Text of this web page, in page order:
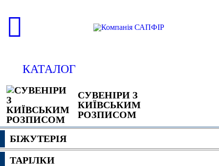
КАТАЛОГ
СУВЕНІРИ З
КИЇВСЬКИМ
РОЗПИСОМ
БІЖУТЕРІЯ
ТАРІЛКИ